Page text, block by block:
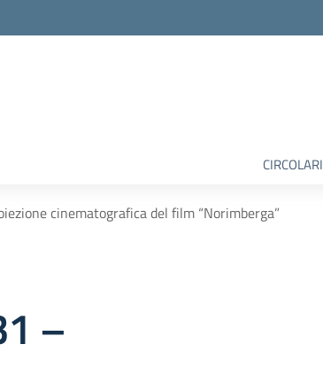
CIRCOLARI
cinematografica del film “Norimberga”
–